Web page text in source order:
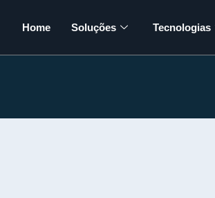
Home Soluções Tecnologias